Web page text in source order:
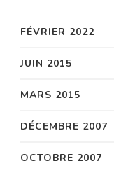
FÉVRIER 2022
JUIN 2015
MARS 2015
DÉCEMBRE 2007
OCTOBRE 2007